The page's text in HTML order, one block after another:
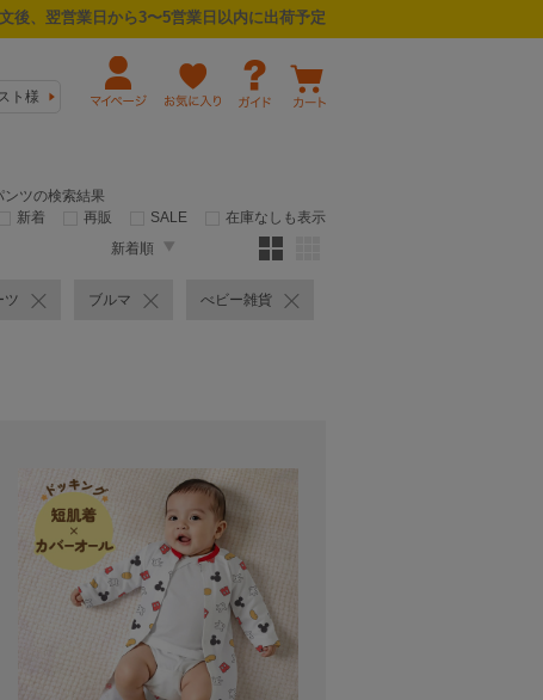
後、翌営業日から3〜5営業日以内に出荷予定
ト様
ツの検索結果
新着
再販 SALE
在庫なしも表示
新着順
ツ ブルマ べビー雑貨